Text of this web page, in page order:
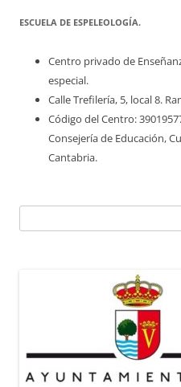
ESCUELA DE ESPELEOLOGÍA.
Centro privado de
especial.
Calle Trefilería, 5, local 8.
Código del Centro:
Consejería de Educación,
Cantabria.